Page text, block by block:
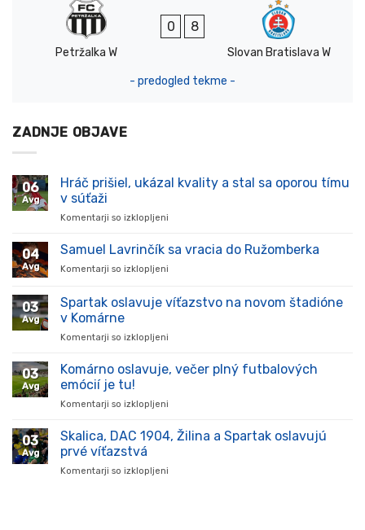
Petržalka W
0 8
Slovan Bratislava W
- predogled tekme -
ZADNJE OBJAVE
06
Avg
Hráč prišiel, ukázal kvality a stal sa oporou tímu
v súťaži
Komentarji so izklopljeni
prišiel,
stal
súťaži
04
Avg
Samuel Lavrinčík sa vracia do Ružomberka
Komentarji so izklopljeni
Lavrinčík
sa
03
Avg
Spartak oslavuje víťazstvo na novom štadióne
v Komárne
Komentarji so izklopljeni
oslavuje
v
03
Avg
Komárno oslavuje, večer plný futbalových
emócií je tu!
Komentarji so izklopljeni
oslavuje,
03
Avg
Skalica, DAC 1904, Žilina a Spartak oslavujú
prvé víťazstvá
Komentarji so izklopljeni